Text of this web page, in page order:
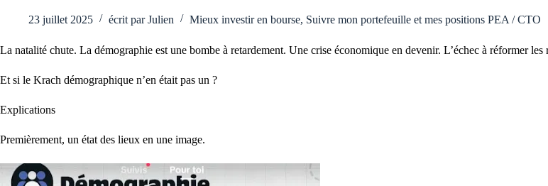
23 juillet 2025 écrit par Julien Mieux investir en bourse, Suivre mon portefeuille et mes positions PEA / CTO
La natalité chute. La démographie est une bombe à retardement. Une crise économique en devenir. L’échec à réformer
Et si le Krach démographique n’en était pas un ?
Explications
Premièrement, un état des lieux en une image.